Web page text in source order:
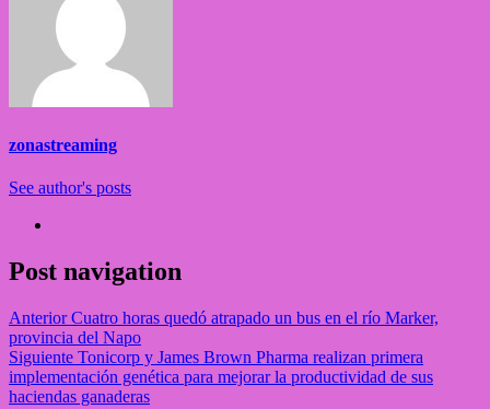
zonastreaming
See author's posts
Post navigation
AnteriorCuatro horas quedó atrapado un bus en el río Marker,
provincia del Napo
Siguiente Tonicorp y James Brown Pharma realizan primera
implementación genética para mejorar la productividad de sus
haciendas ganaderas